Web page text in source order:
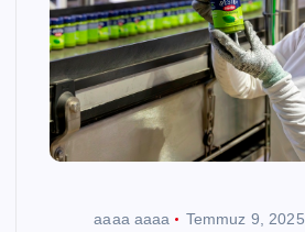
aaaa aaaa Temmuz 9, 2025